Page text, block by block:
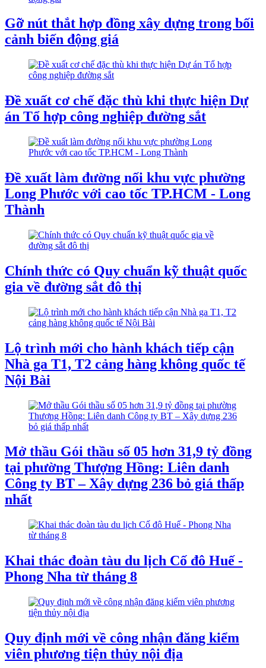
Gỡ nút thắt hợp đồng xây dựng trong bối
cảnh biến động giá
Đề xuất cơ chế đặc thù khi thực hiện Dự
án Tổ hợp công nghiệp đường sắt
Đề xuất làm đường nối khu vực phường
Long Phước với cao tốc TP.HCM - Long
Thành
Chính thức có Quy chuẩn kỹ thuật quốc
gia về đường sắt đô thị
Lộ trình mới cho hành khách tiếp cận
Nhà ga T1, T2 cảng hàng không quốc tế
Nội Bài
Mở thầu Gói thầu số 05 hơn 31,9 tỷ đồng
tại phường Thượng Hồng: Liên danh
Công ty BT – Xây dựng 236 bỏ giá thấp
nhất
Khai thác đoàn tàu du lịch Cố đô Huế -
Phong Nha từ tháng 8
Quy định mới về công nhận đăng kiểm
viên phương tiện thủy nội địa